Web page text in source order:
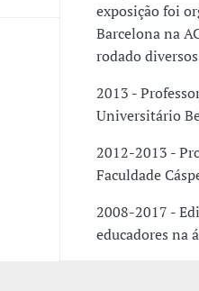
exposição foi
Barcelona na
rodado
2013 -
Universitário
2012-2013 -
Faculdade
2008-2017 -
educadores na